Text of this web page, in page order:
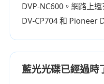
DVP-NC600。網路上
DV-CP704 和 Pioneer
藍光光碟已經過時